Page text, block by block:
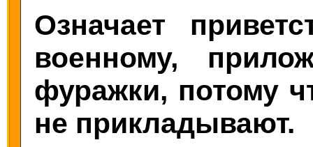
Означает
военному,
фуражки, потому
не прикладывают.